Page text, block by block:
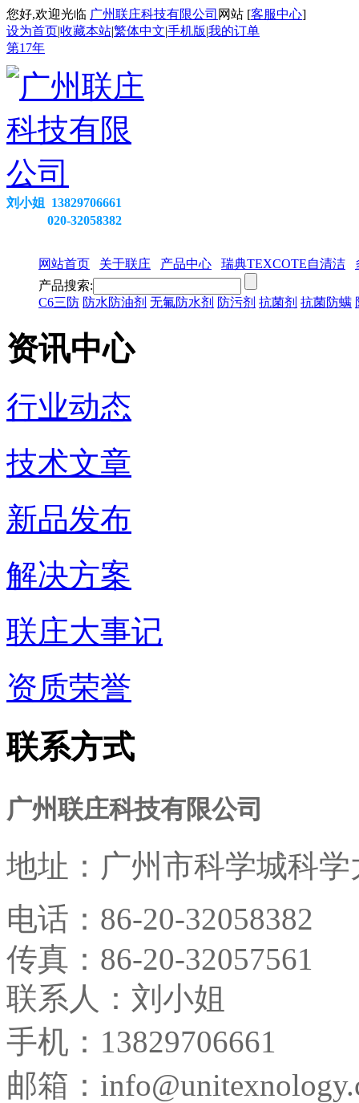
您好,欢迎光临 广州联庄科技有限公司 网站 [客服中心]
设为首页|收藏本站|繁体中文|手机版|我的订单
第17年
刘小姐 13829706661
020-32058382
网站首页 关于联庄 产品中心 瑞典TEXCOTE自清洁
产品搜索:
C6三防 防水防油剂 无氟防水剂 防污剂 抗菌剂 抗菌防螨
资讯中心
行业动态
技术文章
新品发布
解决方案
联庄大事记
资质荣誉
联系方式
广州联庄科技有限公司
地址： 广州市科学城科
电话： 86-20-32058382
传真： 86-20-32057561
联系人：刘小姐
手机：13829706661
邮箱：